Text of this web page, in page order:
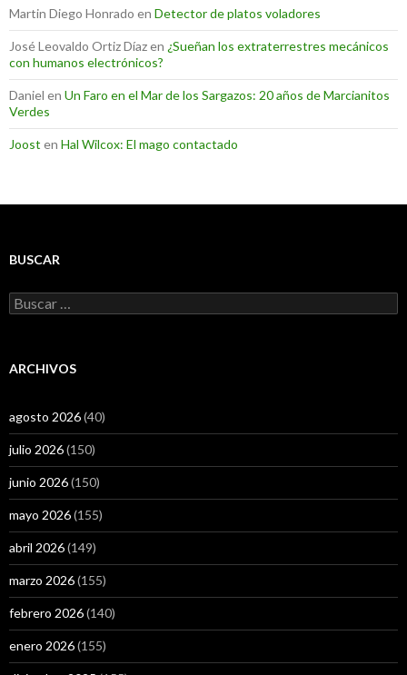
Martin Diego Honrado en Detector de platos voladores
José Leovaldo Ortiz Díazen ¿Sueñan los extraterrestres mecánicos
con humanos electrónicos?
Daniel en Un Faro en el Mar de los Sargazos: 20 años de Marcianitos
Verdes
Joost en Hal Wilcox: El mago contactado
BUSCAR
Buscar:
ARCHIVOS
agosto 2026(40)
julio 2026(150)
junio 2026(150)
mayo 2026(155)
abril 2026(149)
marzo 2026(155)
febrero 2026(140)
enero 2026(155)